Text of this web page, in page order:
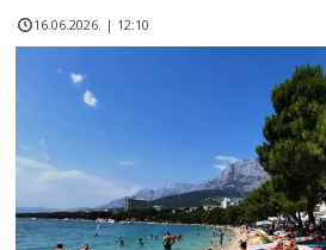
16.06.2026. | 12:10